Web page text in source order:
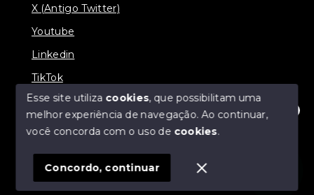
Olá! Estamos disponíveis para te ajudar.
X (Antigo Twitter)
Youtube
Linkedin
TikTok
© Copyright 2026 - J & L Empreendimentos
SITE PARA IMOBILIARIA
Esse site utiliza cookies, que possibilitam uma
melhor experiência de navegação.Ao continuar,
você concorda com o uso de cookies.
Concordo, continuar